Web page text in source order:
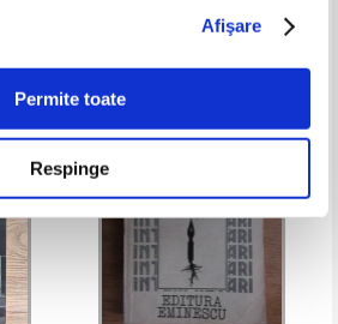
Afişare
Permite toate
Respinge
Adaugă în coș
-60%